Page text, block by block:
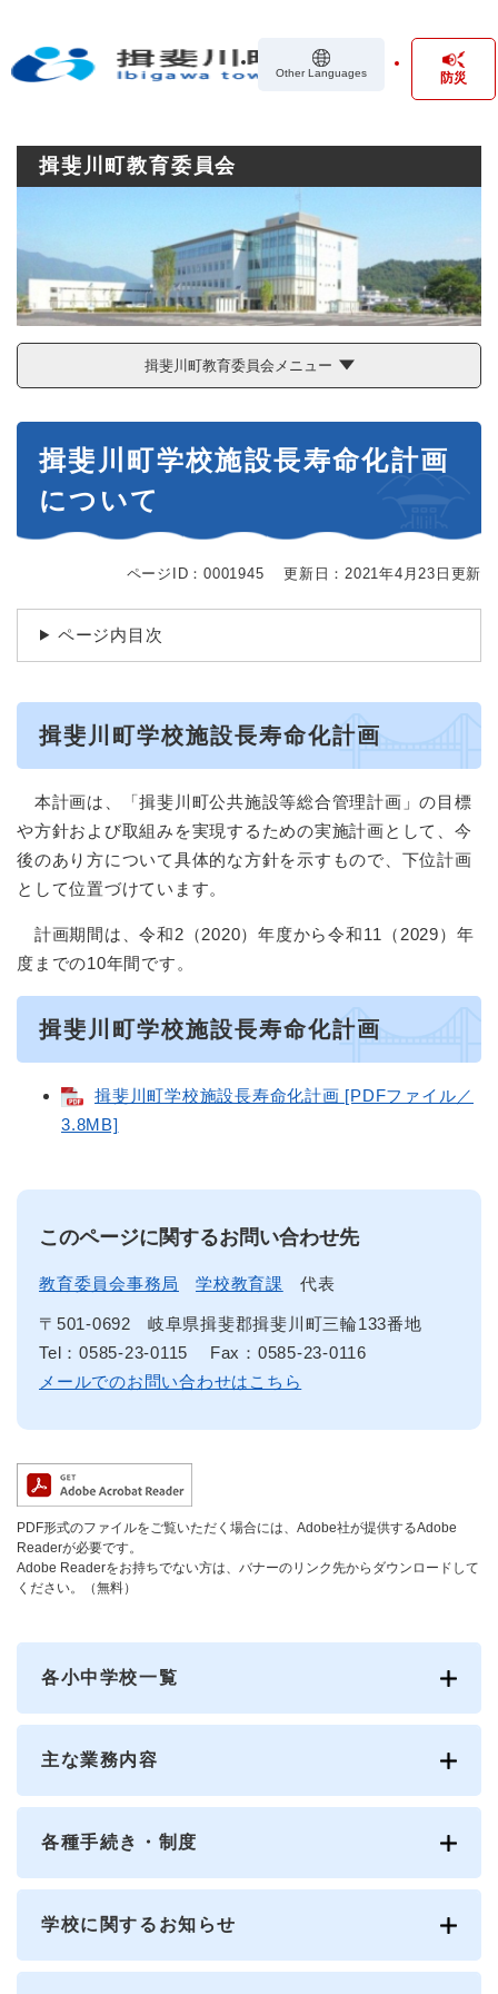
の
Other Languages 防災
揖斐川町教育委員会
揖斐川町教育委員会メニュー
揖斐川町学校施設長寿命化計画
について
ページID：0001945 更新日：2021年4月23日更新
ページ内目次
揖斐川町学校施設長寿命化計画
本計画は、「揖斐川町公共施設等総合管理計画」の目標
や方針および取組みを実現するための実施計画として、今
後のあり方について具体的な方針を示すもので、下位計画
として位置づけています。
計画期間は、令和2（2020）年度から令和11（2029）年
度までの10年間です。
揖斐川町学校施設長寿命化計画
揖斐川町学校施設長寿命化計画 [PDFファイル／
3.8MB]
このページに関するお問い合わせ先
教育委員会事務局 学校教育課 代表
〒501-0692
岐阜県揖斐郡揖斐川町三輪133番地
Tel：0585-23-0115
Fax：0585-23-0116
メールでのお問い合わせはこちら
PDF形式のファイルをご覧いただく場合には、Adobe社が提供するAdobe
Readerが必要です。
Adobe Readerをお持ちでない方は、バナーのリンク先からダウンロードして
ください。（無料）
各小中学校一覧
主な業務内容
各種手続き・制度
学校に関するお知らせ